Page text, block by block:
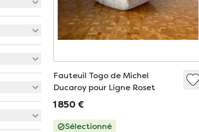
Fauteuil Togo de Michel
Ducaroy pour Ligne Roset
1 850 €
Sélectionné